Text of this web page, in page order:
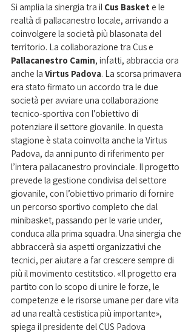
Si amplia la sinergia tra il Cus Basket e le
realtà di pallacanestro locale, arrivando a
coinvolgere la società più blasonata del
territorio. La collaborazione tra Cus e
Pallacanestro Camin, infatti, abbraccia ora
anche la Virtus Padova. La scorsa primavera
era stato firmato un accordo tra le due
società per avviare una collaborazione
tecnico-sportiva con l’obiettivo di
potenziare il settore giovanile. In questa
stagione è stata coinvolta anche la Virtus
Padova, da anni punto di riferimento per
l’intera pallacanestro provinciale. Il progetto
prevede la gestione condivisa del settore
giovanile, con l’obiettivo primario di fornire
un percorso sportivo completo che dal
minibasket, passando per le varie under,
conduca alla prima squadra. Una sinergia che
abbraccerà sia aspetti organizzativi che
tecnici, per aiutare a far crescere sempre di
più il movimento cestitstico. «Il progetto era
partito con lo scopo di unire le forze, le
competenze e le risorse umane per dare vita
ad una realtà cestistica più importante»,
spiega il presidente del CUS Padova